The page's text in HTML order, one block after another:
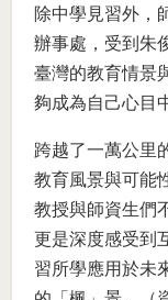
除中學見習外，
辦事處，受到朱
臺灣的教育情景
夠成為自己心目
跨越了一萬公里
教育風景與可能
教授與師資生們
更是深度感受到
習所學應用於未